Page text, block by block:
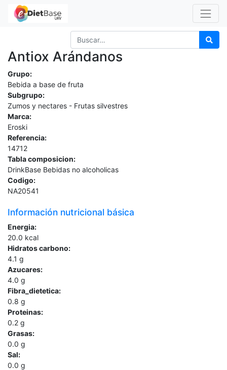
Antiox Arándanos
Grupo:
Bebida a base de fruta
Subgrupo:
Zumos y nectares - Frutas silvestres
Marca:
Eroski
Referencia:
14712
Tabla composicion:
DrinkBase Bebidas no alcoholicas
Codigo:
NA20541
Información nutricional básica
Energia:
20.0 kcal
Hidratos carbono:
4.1 g
Azucares:
4.0 g
Fibra_dietetica:
0.8 g
Proteinas:
0.2 g
Grasas:
0.0 g
Sal:
0.0 g